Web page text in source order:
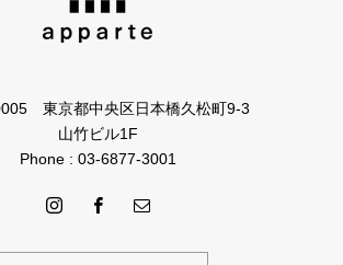
東京都中央区日本橋久松町9-3
山竹ビル1F
Phone : 03-6877-3001